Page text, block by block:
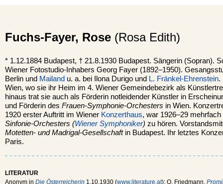
Fuchs-Fayer, Rose (Rosa Edith)
* 1.12.1884 Budapest, † 21.8.1930 Budapest. Sängerin (Sopran).
Wiener Fotostudio-Inhabers Georg Fayer (1892–1950).
Berlin und Mailand u. a. bei Ilona Durigo und L. Fränkel-Ehrenstein.
Wien, wo sie ihr Heim im 4. Wiener Gemeindebezirk als
hinaus trat sie auch als Förderin notleidender Künstler in
und Förderin des Frauen-Symphonie-Orchesters in Wien.
1920 erster Auftritt im Wiener Konzerthaus, war 1926–29
Sinfonie-Orchesters (Wiener Symphoniker) zu hören.
Motetten- und Madrigal-Gesellschaftin Budapest. Ihr letztes
Paris.
LITERATUR
Anonym in Die Österreicherin 1.10.1930 (www.literature.at); O. Friedmann,